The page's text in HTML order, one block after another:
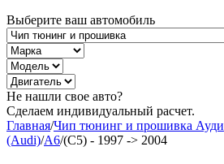
Выберите ваш автомобиль
Не нашли свое авто?
Сделаем индивидуальный расчет.
Главная/Чип тюнинг и прошивка Ауди
(Audi)/A6/(C5) - 1997 -> 2004